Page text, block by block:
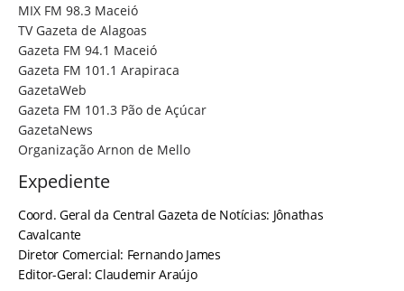
MIX FM 98.3 Maceió
TV Gazeta de Alagoas
Gazeta FM 94.1 Maceió
Gazeta FM 101.1 Arapiraca
GazetaWeb
Gazeta FM 101.3 Pão de Açúcar
GazetaNews
Organização Arnon de Mello
Expediente
Coord. Geral da Central Gazeta de Notícias: Jônathas
Cavalcante
Diretor Comercial: Fernando James
Editor-Geral: Claudemir Araújo